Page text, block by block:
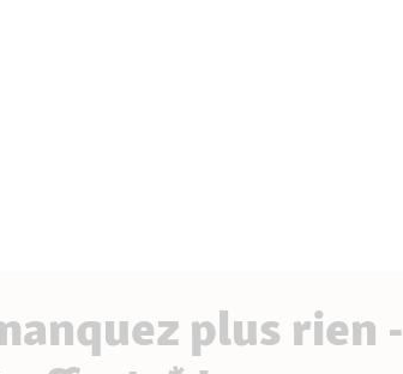
plus rien -